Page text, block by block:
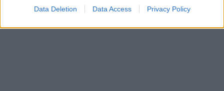
Data Deletion Data Access Privacy Policy